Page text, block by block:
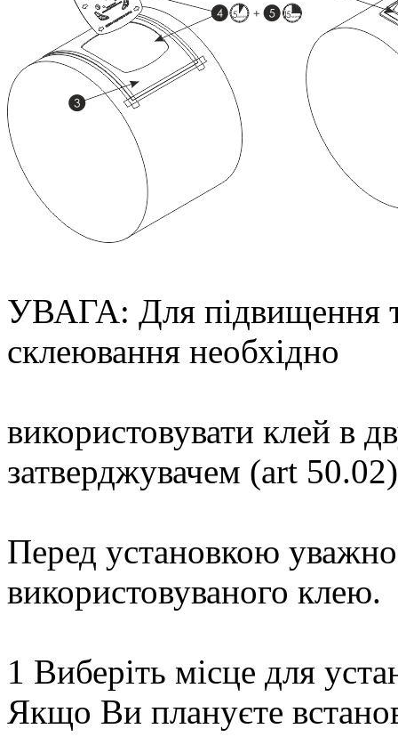
УВАГА: Для підвищення
склеювання необхідно
використовувати клей в
затверджувачем (art
Перед установкою уважно
використовуваного клею.
1 Виберіть місце для
Якщо Ви плануєте